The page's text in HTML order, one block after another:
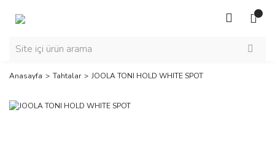
Anasayfa Tahtalar JOOLA TONI HOLD WHITE SPOT